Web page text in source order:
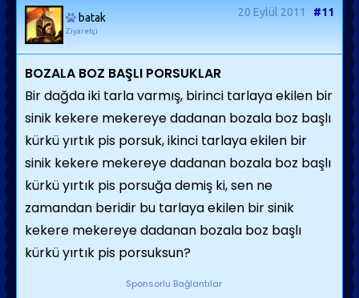
batak
Ziyaretçi
20 Eylül 2011 #11
BOZALA BOZ BAŞLI PORSUKLAR
Bir dağda iki tarla varmış, birinci tarlaya ekilen bir
sinik kekere mekereye dadanan bozala boz başlı
kürkü yırtık pis porsuk, ikinci tarlaya ekilen bir
sinik kekere mekereye dadanan bozala boz başlı
kürkü yırtık pis porsuğa demiş ki, sen ne
zamandan beridir bu tarlaya ekilen bir sinik
kekere mekereye dadanan bozala boz başlı
kürkü yırtık pis porsuksun?
Sponsorlu Bağlantılar